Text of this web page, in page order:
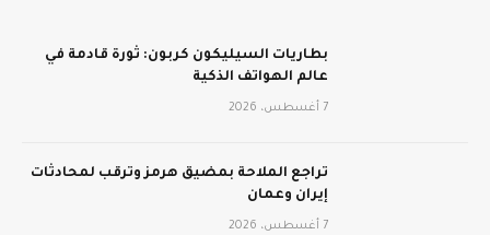
بطاريات السيليكون كربون: ثورة قادمة في
عالم الهواتف الذكية
7 أغسطس، 2026
تراجع الملاحة بمضيق هرمز وترقب لمحادثات
إيران وعمان
7 أغسطس، 2026